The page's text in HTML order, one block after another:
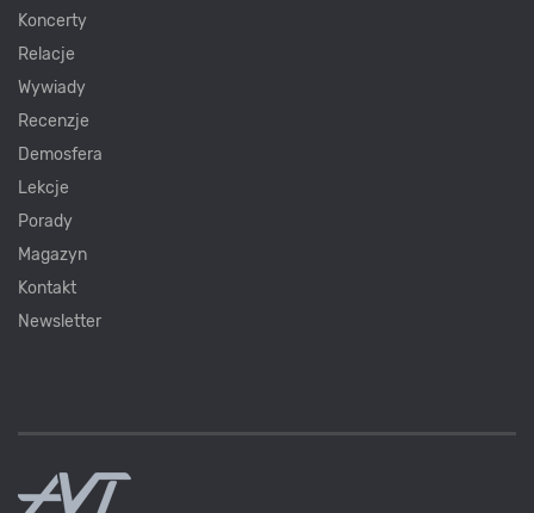
Koncerty
Relacje
Wywiady
Recenzje
Demosfera
Lekcje
Porady
Magazyn
Kontakt
Newsletter